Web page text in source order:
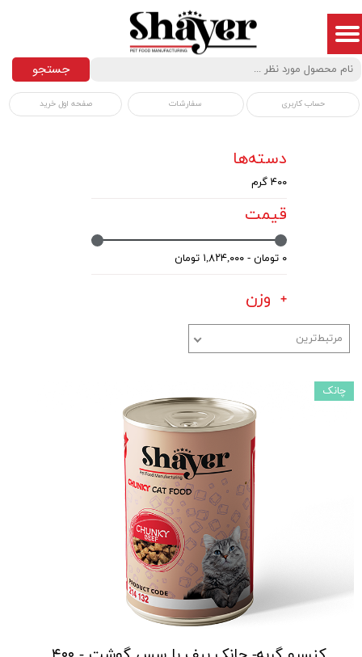
حساب کاربری سفارشات صفحه اول خرید
جستجو
دسته‌ها
۴۰۰ گرم
قیمت
۰ تومان - ۱,۸۲۴,۰۰۰ تومان
وزن
مرتبط‌ترین
چانک